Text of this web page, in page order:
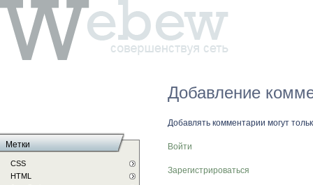
Добавление
Добавлять комментарии могут
Войти
Зарегистрироваться
Метки
CSS
HTML